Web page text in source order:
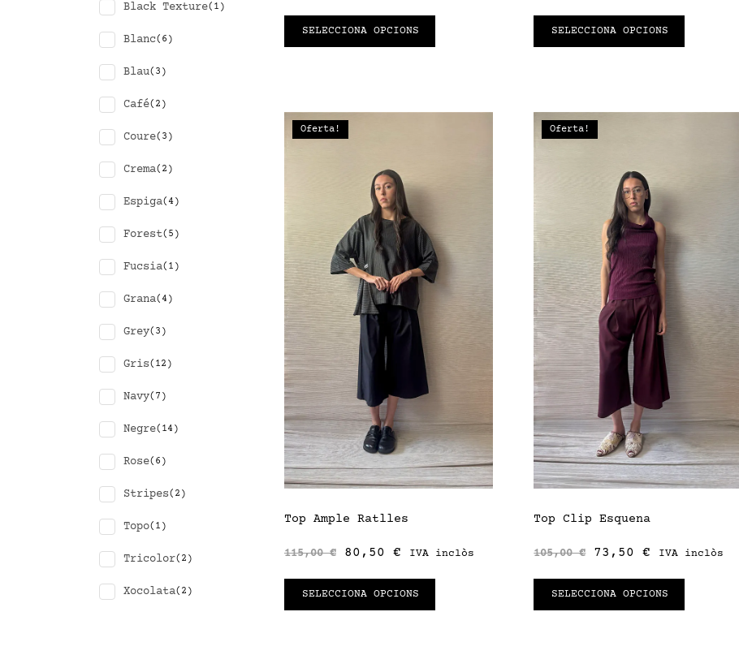
Black Texture(1)
Blanc(6)
Blau(3)
Café(2)
Coure(3)
Crema(2)
Espiga(4)
Forest(5)
Fucsia(1)
Grana(4)
Grey(3)
Gris(12)
Navy(7)
Negre(14)
Rose(6)
Stripes(2)
Topo(1)
Tricolor(2)
Xocolata(2)
SELECCIONA OPCIONS SELECCIONA OPCIONS
Oferta!
Top Ample Ratlles
115,00€ 80,50 € IVA inclòs
SELECCIONA OPCIONS
Oferta!
Top Clip Esquena
105,00€ 73,50€ IVA inclòs
SELECCIONA OPCIONS